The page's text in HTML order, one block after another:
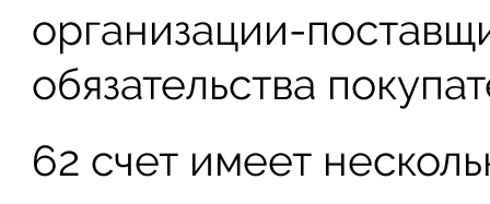
организации-
обязательства
62 счет имеет